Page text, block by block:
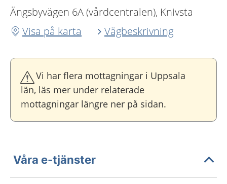
Ängsbyvägen 6A (vårdcentralen), Knivsta
Visa på karta
Vägbeskrivning
Vi har flera mottagningar i Uppsala
län, läs mer under relaterade
mottagningar längre ner på sidan.
Våra e-tjänster